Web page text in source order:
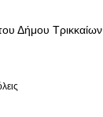
Δήμου Τρικκαίων